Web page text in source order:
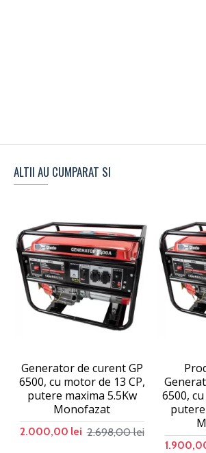
ALTII AU CUMPARAT SI
Generator de curent GP
6500, cu motor de 13 CP,
putere maxima 5.5Kw
Monofazat
2.000,00 lei 2.698,00 lei
6500,